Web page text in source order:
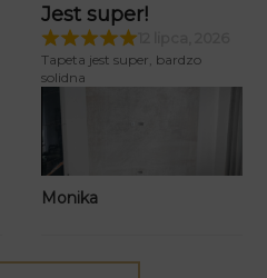
Jest super!
Tapeta jest super, bardzo
solidna
Monika